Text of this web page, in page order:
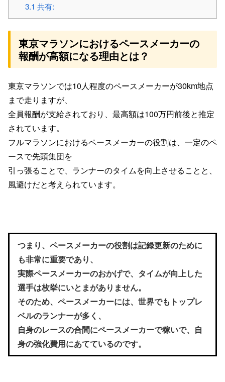
3.1 共有:
東京マラソンにおけるペースメーカーの
報酬が高額になる理由とは？
東京マラソンでは10人程度のペースメーカーが30km地点
まで走りますが、
全員報酬が支給されており、 最高額は100万円前後と推定
されています。
フルマラソンにおけるペースメーカーの役割は、 一定のペ
ースで先頭集団を
引っ張ることで、 ランナーのタイムを向上させることと、
風避けだと考えられています。
つまり、ペースメーカーの役割は記録更新のために
も非常に重要であり、
実際ペースメーカーのおかげで、タイムが向上した
選手は枚挙にいとまがありません。
そのため、ペースメーカーには、世界でもトップレ
ベルのランナーが多く、
自身のレースの合間にペースメーカーで稼いで、自
身の強化費用にあてているのです。